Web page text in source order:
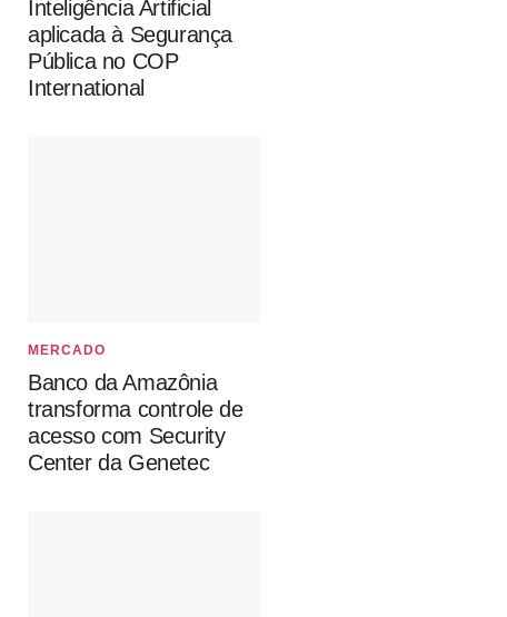
Inteligência Artificial
aplicada à Segurança
Pública no COP
International
MERCADO
Banco da Amazônia
transforma controle de
acesso com Security
Center da Genetec